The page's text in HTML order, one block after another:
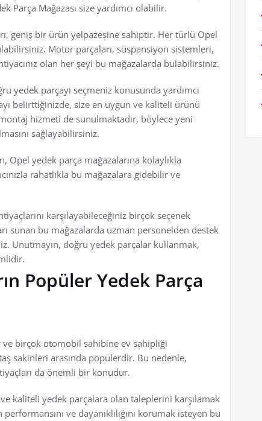
Parça Mağazası size yardımcı olabilir.
geniş bir ürün yelpazesine sahiptir. Her türlü Opel
Motor parçaları, süspansiyon sistemleri,
olan her şeyi bu mağazalarda bulabilirsiniz.
yedek parçayı seçmeniz konusunda yardımcı
belirttiğinizde, size en uygun ve kaliteli ürünü
hizmeti de sunulmaktadır, böylece yeni
sağlayabilirsiniz.
yedek parça mağazalarına kolaylıkla
rahatlıkla bu mağazalara gidebilir ve
karşılayabileceğiniz birçok seçenek
sunan bu mağazalarda uzman personelden destek
Unutmayın, doğru yedek parçalar kullanmak,
Popüler Yedek Parça
birçok otomobil sahibine ev sahipliği
sakinleri arasında popülerdir. Bu nedenle,
da önemli bir konudur.
kaliteli yedek parçalara olan taleplerini karşılamak
ve dayanıklılığını korumak isteyen bu